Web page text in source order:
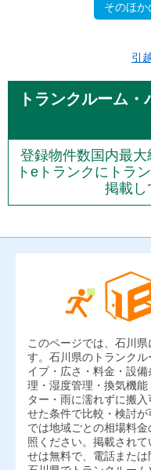
そのほか
引
トランクルーム
登録物件数国内最
トeトランクにトラ
掲載し
このページでは、石川
す。石川県のトランク
イプ・広さ・料金・設
理・湿度管理・換気機
ター・雨に濡れずに搬
せた条件で比較・検討
では地域ごとの相場料
照ください。掲載され
せは無料で、電話または